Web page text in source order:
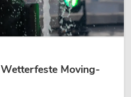
Moving-